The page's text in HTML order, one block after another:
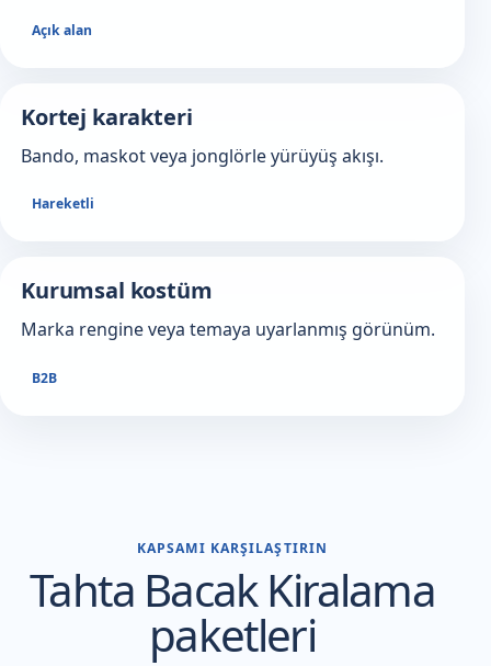
Açık alan
Kortej karakteri
Bando, maskot veya jonglörle yürüyüş akışı.
Hareketli
Kurumsal kostüm
Marka rengine veya temaya uyarlanmış görünüm.
B2B
KAPSAMI KARŞILAŞTIRIN
Tahta Bacak Kiralama
paketleri